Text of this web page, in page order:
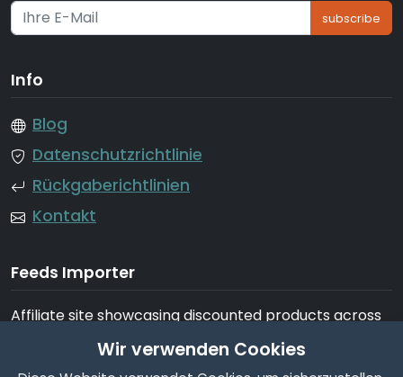
subscribe
Info
Blog
Datenschutzrichtlinie
Rückgaberichtlinien
Kontakt
Feeds Importer
Affiliate site showcasing discounted products across
tech, fashion, home, garden, beauty, appliances, and
Wir verwenden Cookies